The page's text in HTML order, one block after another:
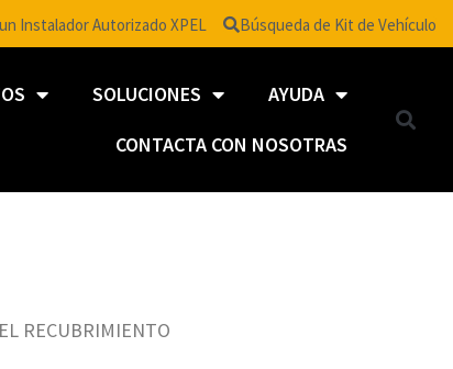
Instalador Autorizado XPEL Búsqueda de Kit de Vehículo
SOLUCIONES
AYUDA
CONTACTA CON NOSOTRAS
RECUBRIMIENTO